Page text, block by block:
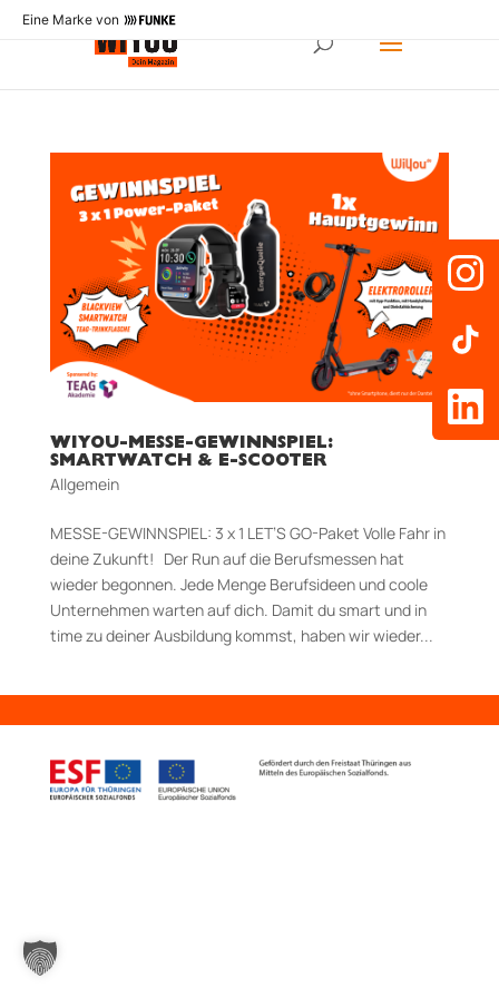
Eine Marke von
WIYOU-MESSE-GEWINNSPIEL:
SMARTWATCH & E-SCOOTER
Allgemein
MESSE-GEWINNSPIEL: 3 x 1 LET’S GO-Paket Volle Fahr in
deine Zukunft! Der Run auf die Berufsmessen hat
wieder begonnen. Jede Menge Berufsideen und coole
Unternehmen warten auf dich. Damit du smart und in
time zu deiner Ausbildung kommst, haben wir wieder...